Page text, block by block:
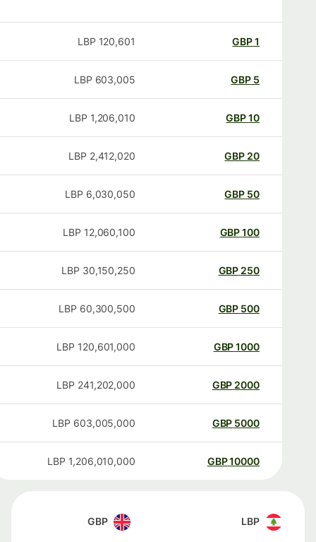
GBP
120,601
LBP
GBP
603,005
LBP
GBP
1,206,010
LBP
20
GBP
2,412,020
LBP
50
GBP
6,030,050
LBP
100
GBP
12,060,100
LBP
250
GBP
30,150,250
LBP
500
GBP
60,300,500
LBP
1000
GBP
120,601,000
LBP
2000
GBP
241,202,000
LBP
5000
GBP
603,005,000
LBP
10000
GBP
1,206,010,000
LBP
LBP
GBP